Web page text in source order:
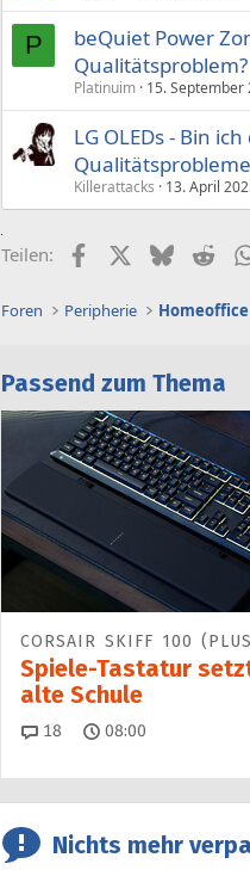
P
beQuiet Power
Qualitätsproblem?
Platinuim 15. September
LG OLEDs - Bin
Killerattacks 13. April
Teilen: FacebookX (Twitter)
Bluesky
Foren Peripherie
Passend zum Thema
CORSAIR SKIFF 100
Spiele-Tastatur
alte Schule
18 Kommentare
08:00
Nichts mehr